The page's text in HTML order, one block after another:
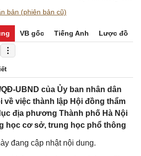
bản (phiên bản cũ)
VB gốc Tiếng Anh Lược đồ
UBND của Ủy ban nhân dân
về việc thành lập Hội đồng thẩm
địa phương Thành phố Hà Nội
học cơ sở, trung học phổ thông
đang cập nhật nội dung.